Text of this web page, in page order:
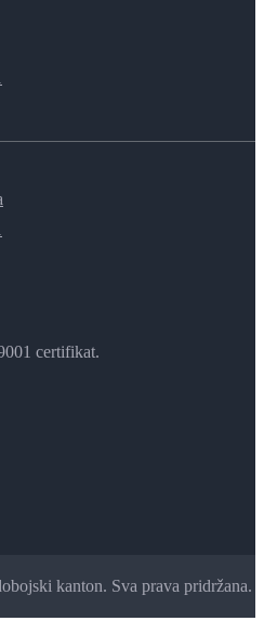
certifikat.
kanton. Sva prava pridržana.